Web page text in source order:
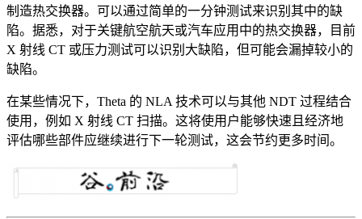
制造热交换器。可以通过简单的一分钟测试来识别其中的缺
陷。据悉，对于关键航空航天或汽车应用中的热交换器，目前
X 射线 CT 或压力测试可以识别大缺陷，但可能会漏掉较小的
缺陷。
在某些情况下，Theta 的 NLA 技术可以与其他 NDT 过程结合
使用，例如 X 射线 CT 扫描。这将使用户能够快速且经济地
评估哪些部件应继续进行下一轮测试，这会节约更多时间。